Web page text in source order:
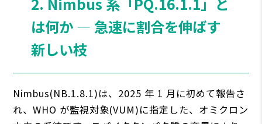
は何か ― 急速に割合を伸ばす
新しい枝
Nimbus(NB.1.8.1)は、2025 年 1 月に初めて報告さ
れ、WHO が監視対象(VUM)に指定した、オミクロン